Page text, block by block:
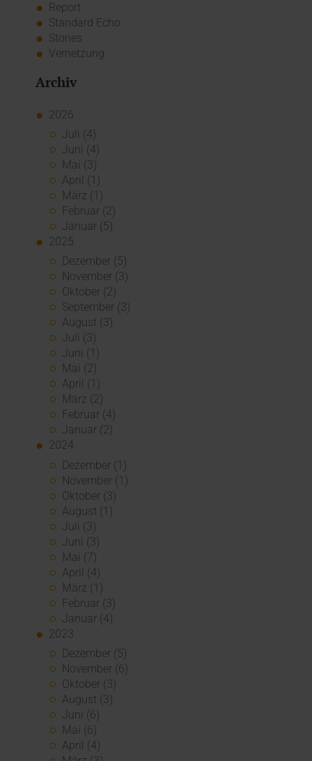
Report
Standard Echo
Stories
Vernetzung
Archiv
2026
Juli (4)
Juni (4)
Mai (3)
April (1)
März (1)
Februar (2)
Januar (5)
2025
Dezember (5)
November (3)
Oktober (2)
September (3)
August (3)
Juli (3)
Juni (1)
Mai (2)
April (1)
März (2)
Februar (4)
Januar (2)
2024
Dezember (1)
November (1)
Oktober (3)
August (1)
Juli (3)
Juni (3)
Mai (7)
April (4)
März (1)
Februar (3)
Januar (4)
2023
Dezember (5)
November (6)
Oktober (3)
August (3)
Juni (6)
Mai (6)
April (4)